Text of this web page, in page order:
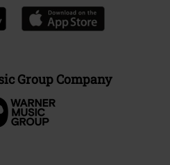
Group Company